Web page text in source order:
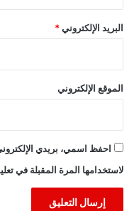
البريد الإلكتروني *
الموقع الإلكتروني
احفظ اسمي، بريدي
لاستخدامها المرة المقبلة في